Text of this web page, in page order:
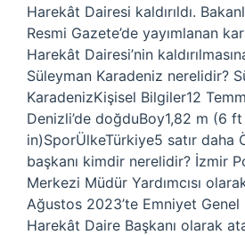
Harekât Dairesi kaldırıldı.
Resmi Gazete’de yayımlanan
Harekât Dairesi’nin
Süleyman Karadeniz nerelidir?
KaradenizKişisel Bilgiler12
Denizli’de doğduBoy1,82 m (6
in)SporÜlkeTürkiye5 satır daha
başkanı kimdir nerelidir? İzmir
Merkezi Müdür Yardımcısı
Ağustos 2023’te Emniyet
Harekât Daire Başkanı olarak